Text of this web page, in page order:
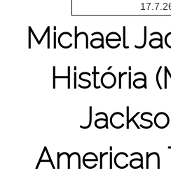
Michael
História
American